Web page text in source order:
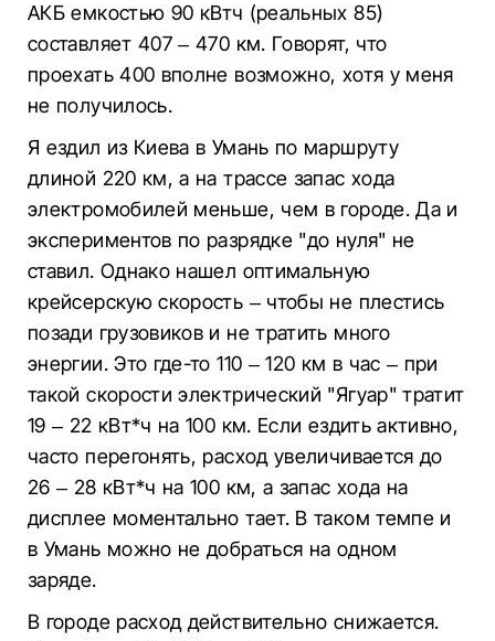
АКБ емкостью 90 кВтч (реальных 85)
составляет 407 – 470 км. Говорят, что
проехать 400 вполне возможно, хотя у меня
не получилось.
Я ездил из Киева в Умань по маршруту
длиной 220 км, а на трассе запас хода
электромобилей меньше, чем в городе. Да и
экспериментов по разрядке "до нуля" не
ставил. Однако нашел оптимальную
крейсерскую скорость – чтобы не плестись
позади грузовиков и не тратить много
энергии. Это где-то 110 – 120 км в час – при
такой скорости электрический "Ягуар" тратит
19 – 22 кВт*ч на 100 км. Если ездить активно,
часто перегонять, расход увеличивается до
26 – 28 кВт*ч на 100 км, а запас хода на
дисплее моментально тает. В таком темпе и
в Умань можно не добраться на одном
заряде.
В городе расход действительно снижается.